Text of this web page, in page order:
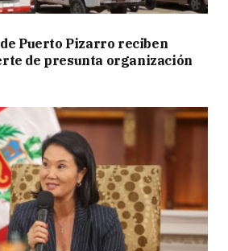
Puerto Pizarro reciben
de presunta organización